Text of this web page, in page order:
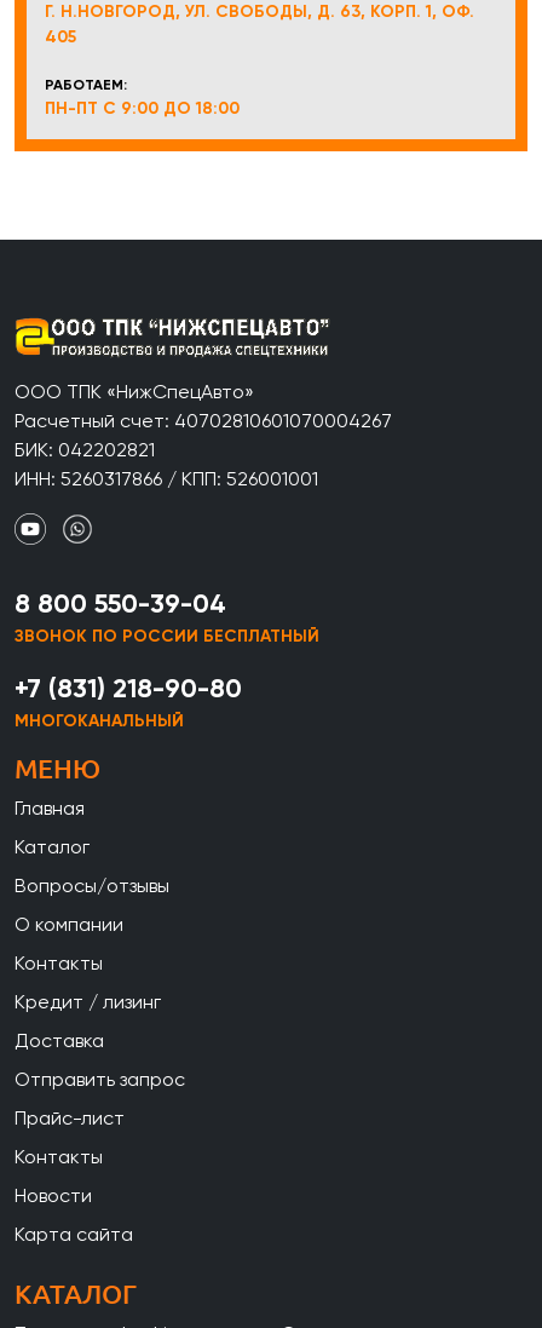
Г. Н.НОВГОРОД, УЛ. СВОБОДЫ, Д. 63, КОРП. 1, ОФ.
405
РАБОТАЕМ:
ПН-ПТ С 9:00 ДО 18:00
ООО ТПК «НижСпецАвто»
Расчетный счет: 40702810601070004267
БИК: 042202821
ИНН: 5260317866 / КПП: 526001001
8 800 550-39-04
ЗВОНОК ПО РОССИИ БЕСПЛАТНЫЙ
+7 (831) 218-90-80
МНОГОКАНАЛЬНЫЙ
МЕНЮ
Главная
Каталог
Вопросы/отзывы
О компании
Контакты
Кредит / лизинг
Доставка
Отправить запрос
Прайс-лист
Контакты
Новости
Карта сайта
КАТАЛОГ